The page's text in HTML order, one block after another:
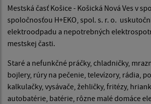
Mestská časť Košice - Košická Nová Ves v
spoločnosťou H+EKO, spol. s. r. o.
elektroodpadu a nepotrebných
mestskej časti.
Staré a nefunkčné práčky, chladničky,
bojlery, rúry na pečenie, televízory, rádia,
kalkulačky, vysávače, žehličky, fritézy,
autobatérie, batérie, rôzne malé domáce